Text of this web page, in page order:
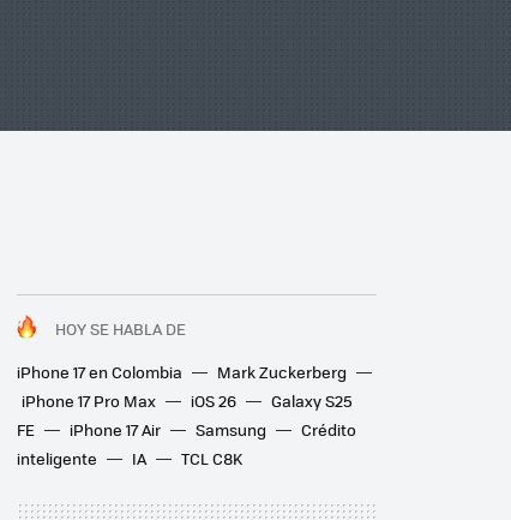
HOY SE HABLA DE
iPhone 17 en Colombia
Mark Zuckerberg
iPhone 17 Pro Max
iOS 26
Galaxy S25
FE
iPhone 17 Air Samsung
Crédito
inteligente
IA TCL C8K